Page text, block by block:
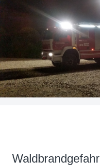
Waldbrandgefahr